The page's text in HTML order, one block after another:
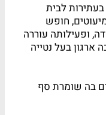
לבית
חופש
ופעילותה עוררה
ארגון בעל נטייה
בה שומרת סף